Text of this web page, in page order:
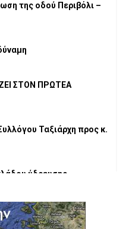
της οδού Περιβόλι –
ΣΤΟΝ ΠΡΩΤΕΑ
Ταξιάρχη προς κ.
κλάδου ύδρευσης
μοναδική συναυλία